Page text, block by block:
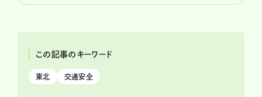
この記事のキーワード
東北 交通安全